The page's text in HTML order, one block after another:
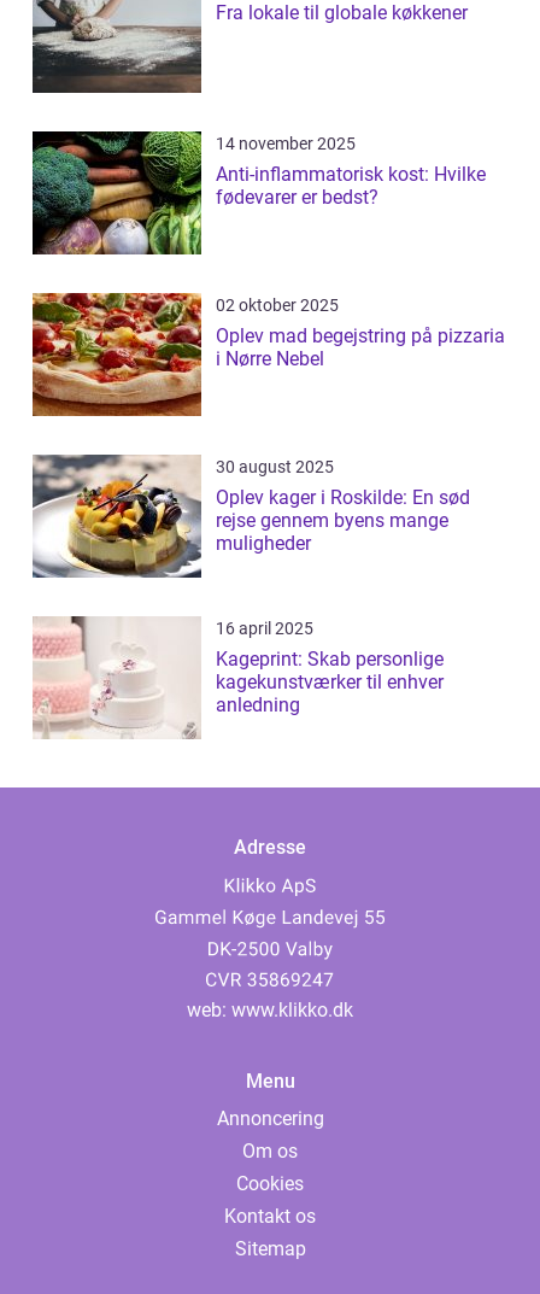
Fra lokale til globale køkkener
14 november 2025
Anti-inflammatorisk kost: Hvilke
fødevarer er bedst?
02 oktober 2025
Oplev mad begejstring på pizzaria
i Nørre Nebel
30 august 2025
Oplev kager i Roskilde: En sød
rejse gennem byens mange
muligheder
16 april 2025
Kageprint: Skab personlige
kagekunstværker til enhver
anledning
Adresse
web: www.klikko.dk
Menu
Annoncering
Om os
Cookies
Kontakt os
Sitemap